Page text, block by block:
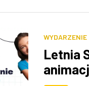
WYDARZENIE
Letnia